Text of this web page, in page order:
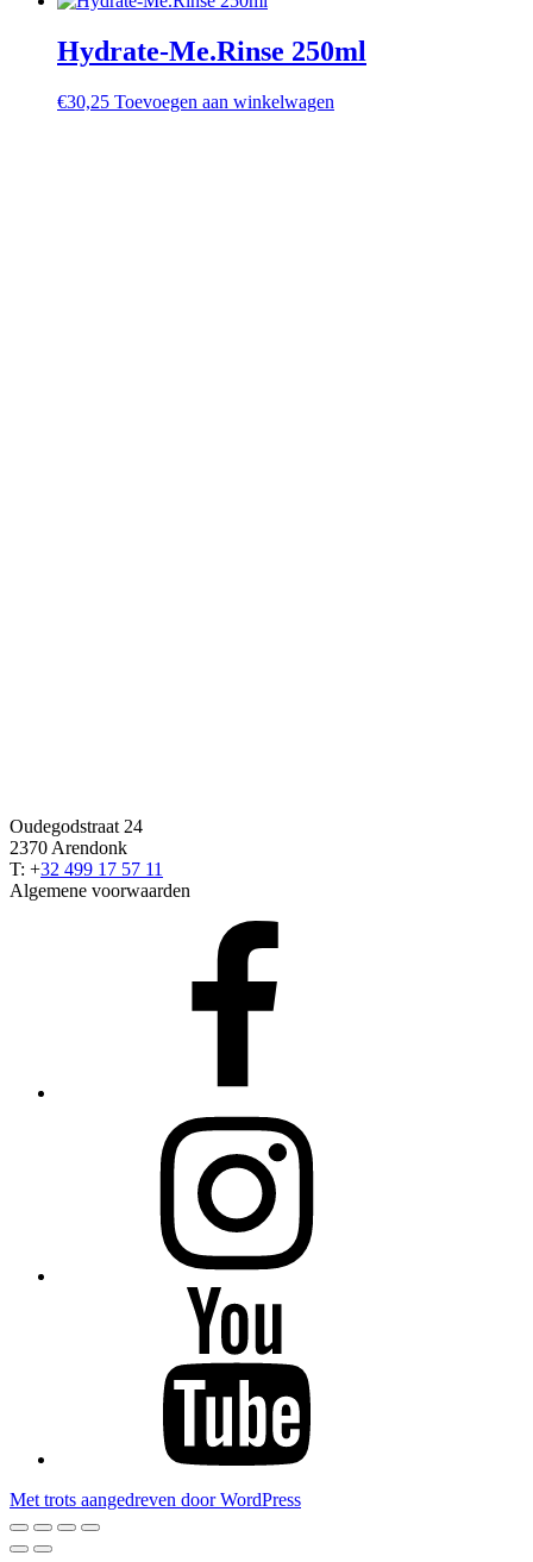
Hydrate-Me.Rinse 250ml
€30,25 Toevoegen aan winkelwagen
Oudegodstraat 24
2370 Arendonk
T: +32 499 17 57 11
Algemene voorwaarden
Met trots aangedreven door WordPress